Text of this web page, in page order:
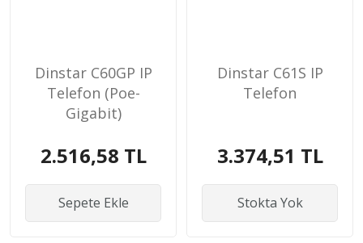
Dinstar C60GP IP
Telefon (Poe-
Gigabit)
2.516,58 TL
Sepete Ekle
Dinstar C61S IP
Telefon
3.374,51 TL
Stokta Yok